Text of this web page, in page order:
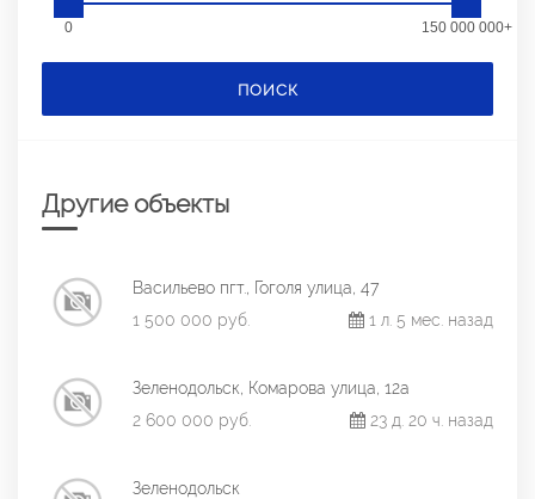
0 150 000 000+
ПОИСК
Другие объекты
Васильево пгт., Гоголя улица, 47
1 500 000 руб.
1 л. 5 мес. назад
Зеленодольск, Комарова улица, 12а
2 600 000 руб.
23 д. 20 ч. назад
Зеленодольск